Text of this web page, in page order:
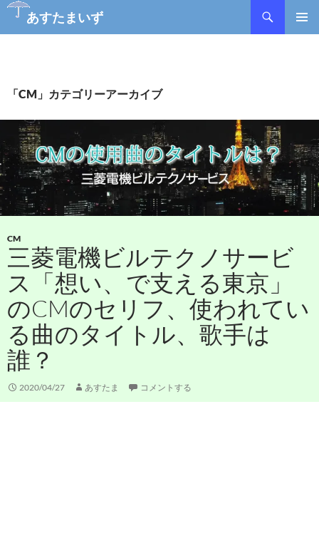
あすたまいず
検
ツ
ス
ッ
プ
「CM」カテゴリーアーカイブ
CM
三菱電機ビルテクノサービ
ス「想い、で支える東京」
のCMのセリフ、使われてい
る曲のタイトル、歌手は
誰？
2020/04/27 あすたま コメントする